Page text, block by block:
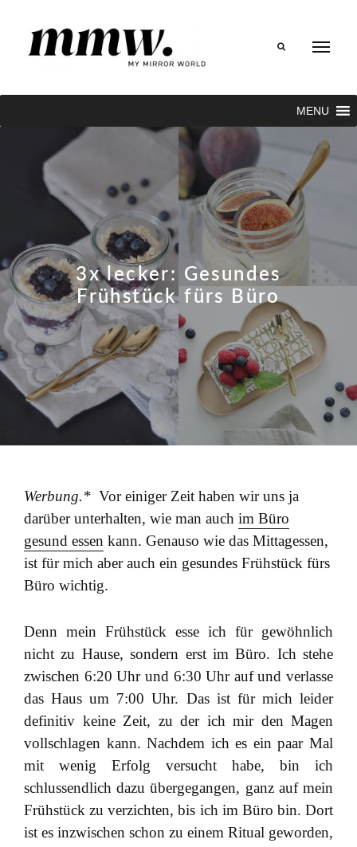
MENU
3x lecker: Gesundes
Frühstück fürs Büro
Werbung.* Vor einiger Zeit haben wir uns ja
darüber unterhalten, wie man auch im Büro
gesund essen kann. Genauso wie das Mittagessen,
ist für mich aber auch ein gesundes Frühstück fürs
Büro wichtig.
Denn mein Frühstück esse ich für gewöhnlich
nicht zu Hause, sondern erst im Büro. Ich stehe
zwischen 6:20 Uhr und 6:30 Uhr auf und verlasse
das Haus um 7:00 Uhr. Das ist für mich leider
definitiv keine Zeit, zu der ich mir den Magen
vollschlagen kann. Nachdem ich es ein paar Mal
mit wenig Erfolg versucht habe, bin ich
schlussendlich dazu übergegangen, ganz auf mein
Frühstück zu verzichten, bis ich im Büro bin. Dort
ist es inzwischen schon zu einem Ritual geworden,